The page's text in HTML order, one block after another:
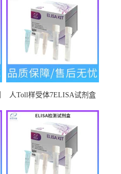
人Toll样受体7ELISA试剂盒